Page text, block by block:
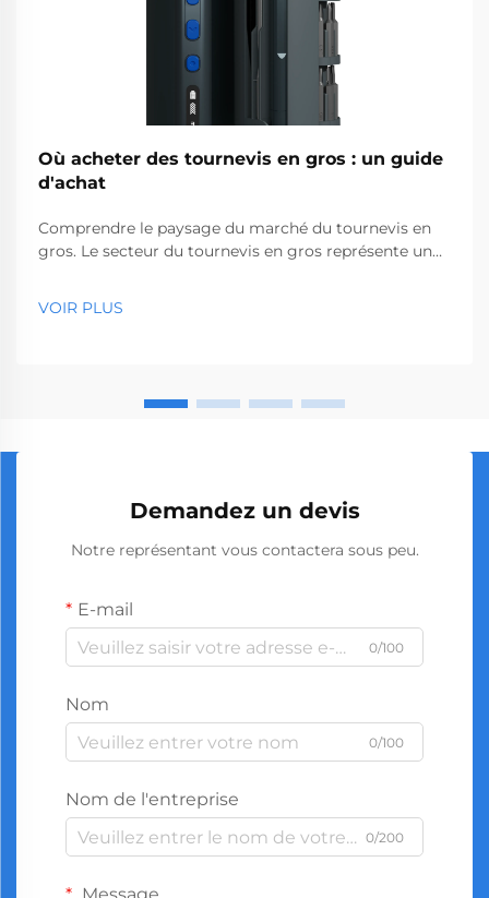
Où acheter des tournevis en gros : un guide
d'achat
Comprendre le paysage du marché du tournevis en
gros. Le secteur du tournevis en gros représente un
quincailleries aux sociétés de construction. Avec la
VOIR PLUS
Demandez un devis
Notre représentant vous contactera sous peu.
E-mail
0/100
Nom
0/100
Nom de l'entreprise
0/200